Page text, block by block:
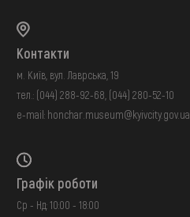
Контакти
м. Київ, вул. Лаврська, 19
тел.: (044) 288-92-68 (044) 280-52-10
e-mail: honchar.museum@kyivcity.gov.ua
Графік роботи
Ср - Нд: 10:00 - 18:00